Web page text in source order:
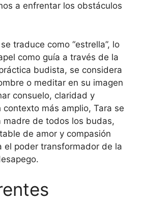
a enfrentar los obstáculos
traduce como “estrella”, lo
como guía a través de la
budista, se considera
o meditar en su imagen
consuelo, claridad y
contexto más amplio, Tara se
madre de todos los budas,
de amor y compasión
el poder transformador de la